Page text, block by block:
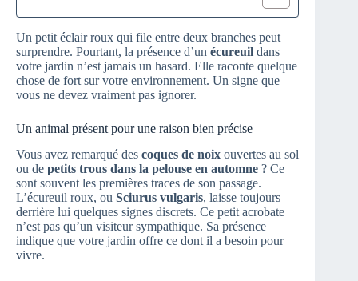
Un petit éclair roux qui file entre deux branches peut
surprendre. Pourtant, la présence d’un écureuil dans
votre jardin n’est jamais un hasard. Elle raconte quelque
chose de fort sur votre environnement. Un signe que
vous ne devez vraiment pas ignorer.
Un animal présent pour une raison bien précise
Vous avez remarqué des coques de noix ouvertes au sol
ou de petits trous dans la pelouse en automne ? Ce
sont souvent les premières traces de son passage.
L’écureuil roux, ou Sciurus vulgaris, laisse toujours
derrière lui quelques signes discrets. Ce petit acrobate
n’est pas qu’un visiteur sympathique. Sa présence
indique que votre jardin offre ce dont il a besoin pour
vivre.